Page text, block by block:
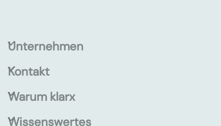
Unternehmen
Kontakt
Warum klarx
Wissenswertes